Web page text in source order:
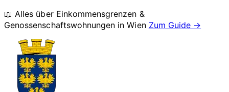
📖 Alles über Einkommensgrenzen &
Genossenschaftswohnungen inWien Zum Guide →